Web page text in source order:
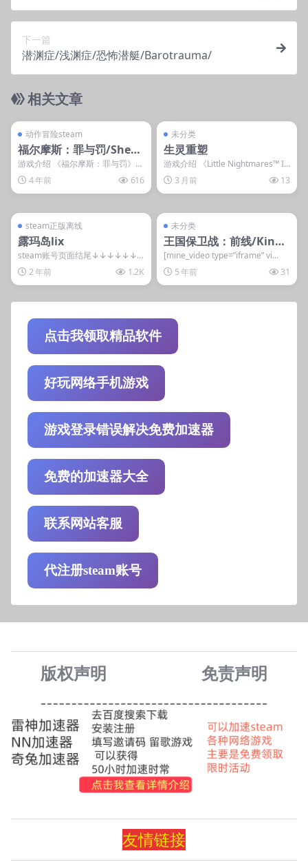
下一篇
潜渊症/浅渊症/恐怖潜艇/Barotrauma/
相关文章
动作冒险steam
福尔摩斯：罪与罚/Sherl
ock Holmes：Crime an
d Punishment
游戏介绍 《福尔摩斯：罪与罚》做
为《福尔摩斯》系列作品的最新正
统续作，和之前作品...
4 年前 616
未分类
生灵重塑
游戏介绍 《Little Nightmares™ I
& II》的创作团...
3 月前 13
steam正版离线
露玛岛lix
steam账号页面结尾↓↓↓↓↓↓
隐藏内容 本内容需权限查看 登录
后获取 普通...
2 年前 1.2K
未分类
王国保卫战：前线/Kingd
om Rush Frontiers
[mine_video type=”iframe” vi...
5 年前
31
点击我领取精品软件
好玩网络手机游戏
游戏登录错误解决免费加速器
免费的加速器大全
联系网站客服
代注册steam账号
版权声明 免责声明
友情链接